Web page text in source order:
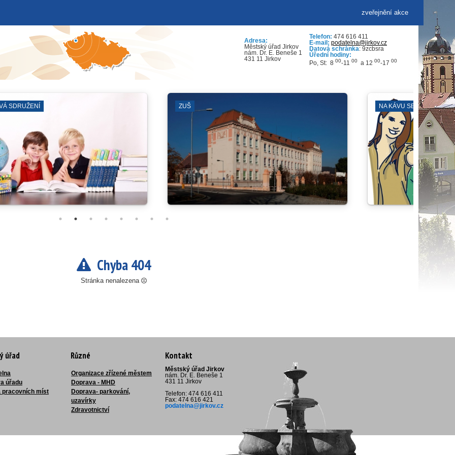
zveřejnění akce
Adresa:
Městský úřad Jirkov
nám. Dr. E. Beneše 1
431 11 Jirkov
Telefon: 474 616 411
E-mail: podatelna@jirkov.cz
Datová schránka: 9zcbsra
Úřední hodiny:
Po, St: 8 00-11 00 a 12 00-17 00
STAROSTKOU VÝKOPOVÉ PRÁCE LEZECKÁ ARÉNA
Chyba 404
Stránka nenalezena
úřad
úřadu
pracovních míst
Různé
Organizace zřízené městem
Doprava - MHD
Doprava- parkování,
uzavírky
Zdravotnictví
Kontakt
Městský úřad Jirkov
nám. Dr. E. Beneše 1
431 11 Jirkov
Telefon: 474 616 411
Fax: 474 616 421
podatelna@jirkov.cz